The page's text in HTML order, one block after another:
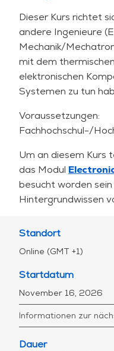
Erfahrung in der
Kenntnisse
Diese Fortbildung
auch als
firmeninterne
auf Anfrage
oder eines
Dieser Kurs richtet
andere Ingenieure
Mechanik/
mit dem
elektronischen
Systemen zu tun
Voraussetzungen:
Fachhochschul-/
Um an diesem Kurs
das Modul
besucht worden
Hintergrundwissen
Standort
Online (GMT +1)
Startdatum
November 16, 2026
Informationen zur
Dauer